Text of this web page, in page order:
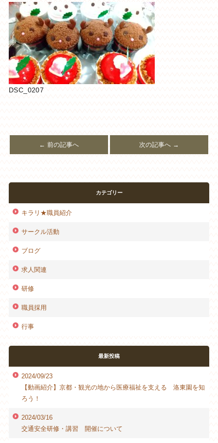
DSC_0207
← 前の記事へ 次の記事へ →
カテゴリー
キラリ★職員紹介
サークル活動
ブログ
求人関連
研修
職員採用
行事
最新投稿
2024/09/23
【動画紹介】京都・観光の地から医療福祉を支える 洛東園を知
ろう！
2024/03/16
交通安全研修・講習 開催について